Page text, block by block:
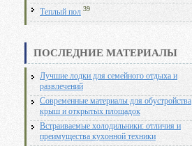
Теплый пол 39
ПОСЛЕДНИЕ МАТЕРИАЛЫ
Лучшие лодки для семейного отдыха и
развлечений
Современные материалы для обустройства
крыш и открытых площадок
Встраиваемые холодильники: отличия и
преимущества кухонной техники